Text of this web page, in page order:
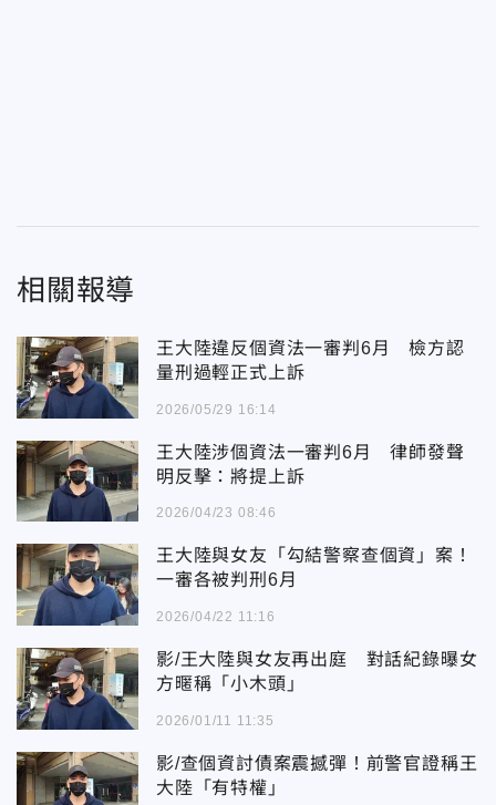
相關報導
王大陸違反個資法一審判6月 檢方認
量刑過輕正式上訴
2026/05/29 16:14
王大陸涉個資法一審判6月 律師發聲
明反擊：將提上訴
2026/04/23 08:46
王大陸與女友「勾結警察查個資」案！
一審各被判刑6月
2026/04/22 11:16
影/王大陸與女友再出庭 對話紀錄曝女
方暱稱「小木頭」
2026/01/11 11:35
影/查個資討債案震撼彈！前警官證稱王
大陸「有特權」